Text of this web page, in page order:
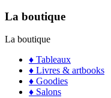
La boutique
La boutique
♦ Tableaux
♦ Livres & artbooks
♦ Goodies
♦ Salons